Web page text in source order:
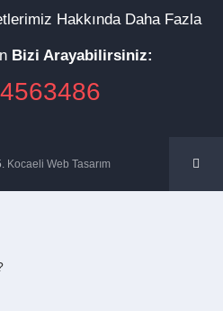
Hakkında Daha Fazla
Bizi Arayabilirsiniz:
Kocaeli Web Tasarım